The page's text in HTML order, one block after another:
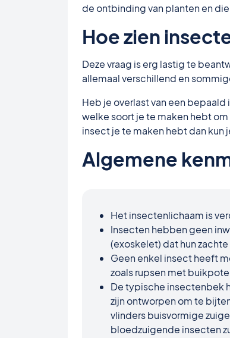
de ontbinding van planten en
Hoe zien
Deze vraag is erg lastig te
allemaal verschillend en
Heb je overlast van een
welke soort je te maken hebt
insect je te maken hebt dan
Algemene
Het insectenlichaam is
Insecten hebben geen
(exoskelet) dat hun
Geen enkel insect heeft
zoals rupsen met
De typische insectenbek
zijn ontworpen om te
vlinders buisvormige
bloedzuigende insecten